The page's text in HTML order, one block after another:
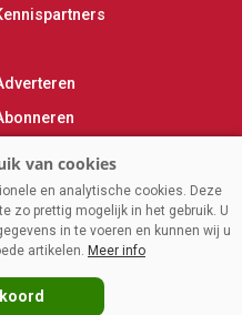
en analytische cookies. Deze
zo prettig mogelijk in het gebruik. U
in te voeren en kunnen wij u
artikelen. Meer info